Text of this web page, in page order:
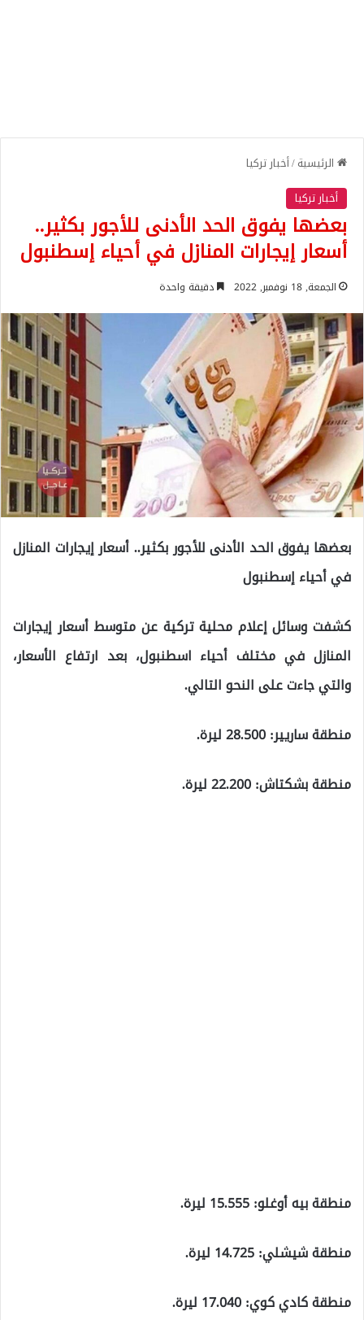
الرئيسية/أخبار تركيا
أخبار تركيا
بعضها يفوق الحد الأدنى للأجور بكثير..
أسعار إيجارات المنازل في أحياء إسطنبول
الجمعة, 18 نوفمبر, 2022 دقيقة واحدة
بعضها يفوق الحد الأدنى للأجور بكثير.. أسعار إيجارات المنازل
في أحياء إسطنبول
كشفت وسائل إعلام محلية تركية عن متوسط أسعار إيجارات
المنازل في مختلف أحياء اسطنبول، بعد ارتفاع الأسعار،
والتي جاءت على النحو التالي.
منطقة ساريير: 28.500 ليرة.
منطقة بشكتاش: 22.200 ليرة.
منطقة بيه أوغلو: 15.555 ليرة.
منطقة شيشلي: 14.725 ليرة.
منطقة كادي كوي: 17.040 ليرة.